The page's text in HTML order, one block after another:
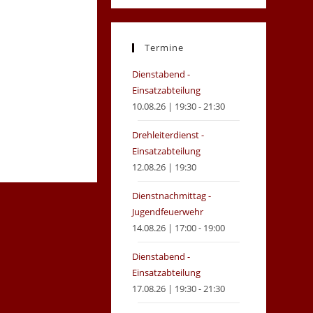
in
new
in
new
Termine
Dienstabend -
Einsatzabteilung
10.08.26 | 19:30 - 21:30
Drehleiterdienst -
Einsatzabteilung
12.08.26 | 19:30
Dienstnachmittag -
Jugendfeuerwehr
14.08.26 | 17:00 - 19:00
Dienstabend -
Einsatzabteilung
17.08.26 | 19:30 - 21:30